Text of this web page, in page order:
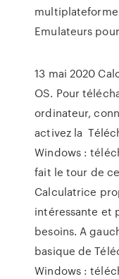
Emulateurs
13 mai 2020
OS. Pour
ordinateur,
activez la
Windows :
fait le tour de
Calculatrice
intéressante et
besoins. A
basique de
Windows :